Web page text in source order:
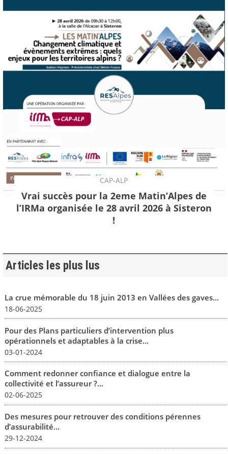
CAP-ALP
Vrai succès pour la 2eme Matin’Alpes de
l’IRMa organisée le 28 avril 2026 à Sisteron
!
Articles les plus lus
La crue mémorable du 18 juin 2013 en Vallées des gaves...
18-06-2025
Pour des Plans particuliers d’intervention plus
opérationnels et adaptables à la crise...
03-01-2024
Comment redonner confiance et dialogue entre la
collectivité et l’assureur ?...
02-06-2025
Des mesures pour retrouver des conditions pérennes
d’assurabilité...
29-12-2024